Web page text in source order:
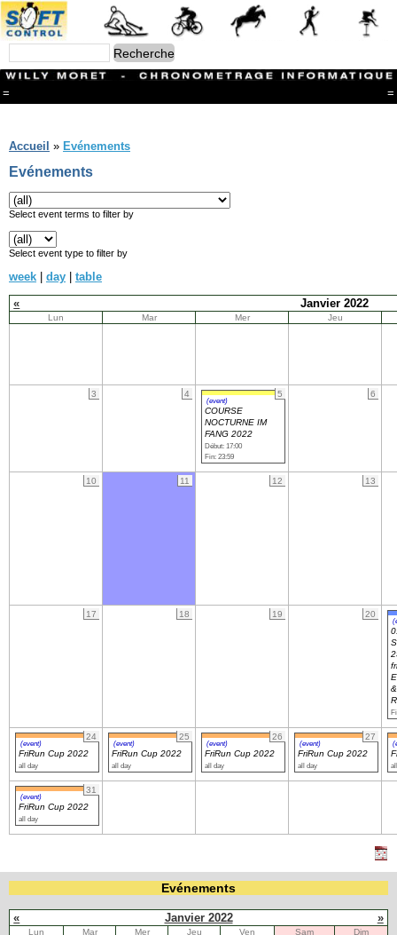
= =
Branches
CONTACT
Ski ALPIN
Triathlon
Ski Nordique
Courses à pieds
Athlétisme
Slalom In-Line
Caisse à savon
Coupe "Journal La Gruyère"
Navigation
site map
messages récents
Mot de passe:
Accueil » Evénements
Evénements
Select event terms to filter by
Select event type to filter by
week | day | table
«
Janvier 2022
Lun Mar Mer Jeu
3 4 5
(event)
COURSE
NOCTURNE IM
FANG 2022
Début: 17:00
Fin: 23:59
6
10 11 12 13
17 18 19 20
24
(event)
FriRun Cup 2022
all day
25
(event)
FriRun Cup 2022
all day
26
(event)
FriRun Cup 2022
all day
27
(event)
FriRun Cup 2022
all day
31
(event)
FriRun Cup 2022
all day
Evénements
« Janvier 2022 »
Lun Mar Mer Jeu Ven Sam
Dim